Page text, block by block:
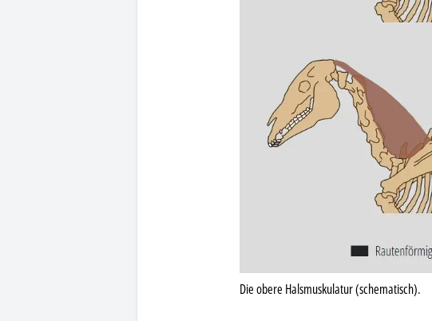
Die obere Halsmuskulatur (schematisch).